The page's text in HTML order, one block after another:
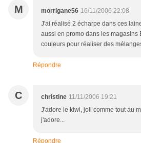
M morrigane56 16/11/2006 22:08
J'ai réalisé 2 écharpe dans ces
aussi en promo dans les magasins
couleurs pour réaliser des
Répondre
C christine 11/11/2006 19:21
J'adore le kiwi, joli comme tout au
j'adore...
Répondre